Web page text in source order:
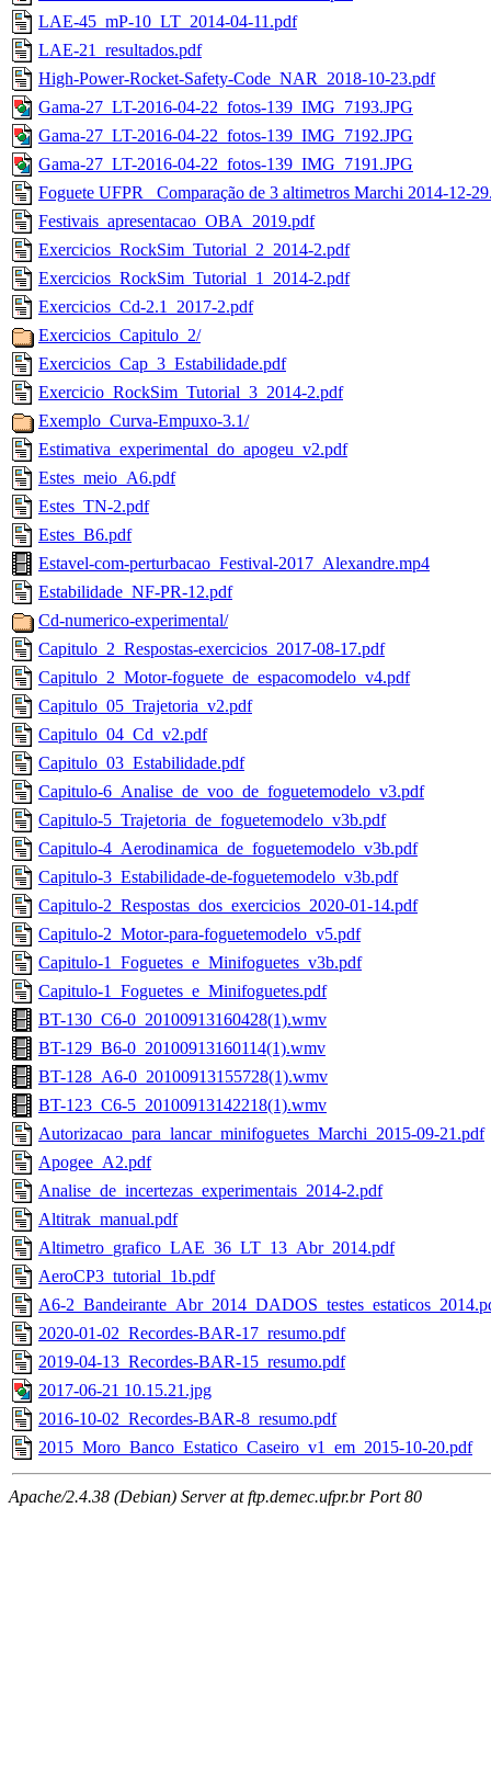
LAE-45_mP-10_LT_2014-04-11.pdf
LAE-21_resultados.pdf
High-Power-Rocket-Safety-Code_NAR_2018-10-23.pdf
Gama-27_LT-2016-04-22_fotos-139_IMG_7193.JPG
Gama-27_LT-2016-04-22_fotos-139_IMG_7192.JPG
Gama-27_LT-2016-04-22_fotos-139_IMG_7191.JPG
Foguete UFPR_ Comparação de 3 altimetros Marchi 2014-12-
Festivais_apresentacao_OBA_2019.pdf
Exercicios_RockSim_Tutorial_2_2014-2.pdf
Exercicios_RockSim_Tutorial_1_2014-2.pdf
Exercicios_Cd-2.1_2017-2.pdf
Exercicios_Capitulo_2/
Exercicios_Cap_3_Estabilidade.pdf
Exercicio_RockSim_Tutorial_3_2014-2.pdf
Exemplo_Curva-Empuxo-3.1/
Estimativa_experimental_do_apogeu_v2.pdf
Estes_meio_A6.pdf
Estes_TN-2.pdf
Estes_B6.pdf
Estavel-com-perturbacao_Festival-2017_Alexandre.mp4
Estabilidade_NF-PR-12.pdf
Cd-numerico-experimental/
Capitulo_2_Respostas-exercicios_2017-08-17.pdf
Capitulo_2_Motor-foguete_de_espacomodelo_v4.pdf
Capitulo_05_Trajetoria_v2.pdf
Capitulo_04_Cd_v2.pdf
Capitulo_03_Estabilidade.pdf
Capitulo-6_Analise_de_voo_de_foguetemodelo_v3.pdf
Capitulo-5_Trajetoria_de_foguetemodelo_v3b.pdf
Capitulo-4_Aerodinamica_de_foguetemodelo_v3b.pdf
Capitulo-3_Estabilidade-de-foguetemodelo_v3b.pdf
Capitulo-2_Respostas_dos_exercicios_2020-01-14.pdf
Capitulo-2_Motor-para-foguetemodelo_v5.pdf
Capitulo-1_Foguetes_e_Minifoguetes_v3b.pdf
Capitulo-1_Foguetes_e_Minifoguetes.pdf
BT-130_C6-0_20100913160428(1).wmv
BT-129_B6-0_20100913160114(1).wmv
BT-128_A6-0_20100913155728(1).wmv
BT-123_C6-5_20100913142218(1).wmv
Autorizacao_para_lancar_minifoguetes_Marchi_2015-09-21.pdf
Apogee_A2.pdf
Analise_de_incertezas_experimentais_2014-2.pdf
Altitrak_manual.pdf
Altimetro_grafico_LAE_36_LT_13_Abr_2014.pdf
AeroCP3_tutorial_1b.pdf
A6-
2020-01-02_Recordes-BAR-17_resumo.pdf
2019-04-13_Recordes-BAR-15_resumo.pdf
2017-06-21 10.15.21.jpg
2016-10-02_Recordes-BAR-8_resumo.pdf
2015_Moro_Banco_Estatico_Caseiro_v1_em_2015-10-20.pdf
Apache/2.4.38 (Debian) Server at ftp.demec.ufpr.br Port 80